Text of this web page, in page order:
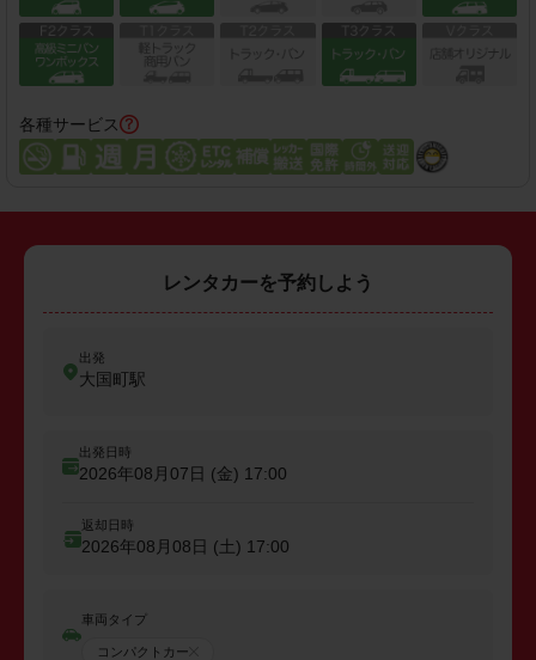
各種サービス
レンタカーを予約しよう
出発
大国町駅
出発日時
2026年08月07日 (金) 17:00
返却日時
2026年08月08日 (土) 17:00
車両タイプ
コンパクトカー